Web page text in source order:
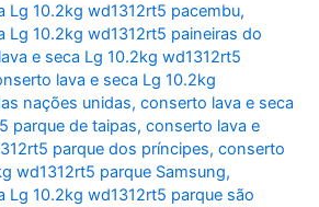
Lg 10.2kg wd1312rt5 pacembu,
Lg 10.2kg wd1312rt5 paineiras do
e seca Lg 10.2kg wd1312rt5
lava e seca Lg 10.2kg
nações unidas,conserto lava e seca
parque de taipas,conserto lava e
parque dos príncipes,conserto
wd1312rt5 parque Samsung,
Lg 10.2kg wd1312rt5 parque são